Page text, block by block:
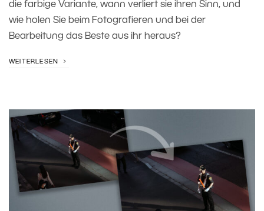
die farbige Variante, wann verliert sie ihren Sinn, und
wie holen Sie beim Fotografieren und bei der
Bearbeitung das Beste aus ihr heraus?
WEITERLESEN